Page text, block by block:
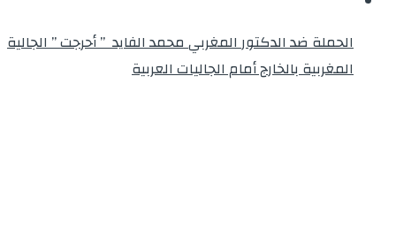
الحملة ضد الدكتور المغربي محمد الفايد ” أحرجت ” الجالية
المغربية بالخارج أمام الجاليات العربية